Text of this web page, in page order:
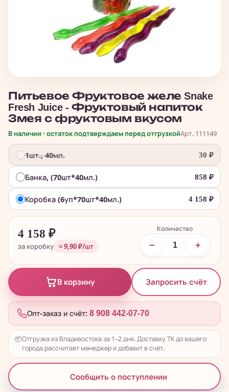
Питьевое Фруктовое желе Snake
Fresh Juice - Фруктовый напиток
Змея с фруктовым вкусом
В наличии · остаток подтверждаем перед отгрузкойАрт. 111149
1шт., 40мл. 30 ₽
Банка, (70шт*40мл.) 858 ₽
Коробка (6уп*70шт*40мл.) 4 158 ₽
4 158 ₽
за коробку ≈ 9,90 ₽/шт
Количество
− +
В корзину Запросить счёт
Опт-заказ и счёт: 8 908 442-07-70
📦Отгрузка из Владивостока за 1–2 дня. Доставку ТК до вашего
города рассчитает менеджер и добавит в счёт.
Сообщить о поступлении